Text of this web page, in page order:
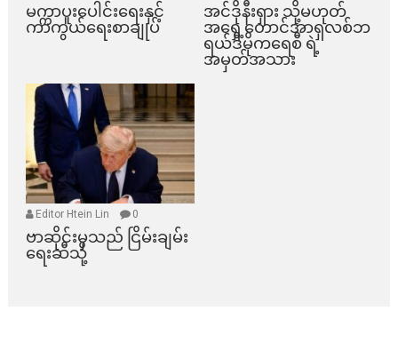
မက္ကာပူးပေါင်းရေးနှင့်
ကာကွယ်ရေးစာချုပ်
အင်ဒိုနီးရှား သို့မဟုတ်
အရှေ့တောင်အာရှလစ်ဘ
ရယ်ဒီမိုကရေစီ ရဲ့
အမှတ်အသား
Editor Htein Lin 0
ဗာဆိုင်းမှသည် ငြိမ်းချမ်း
ရေးဆီသို့